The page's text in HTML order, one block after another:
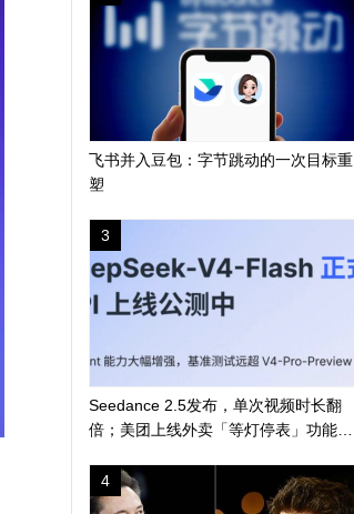
飞书并入豆包：字节跳动的一次目标重
塑
3
Seedance 2.5发布，单次视频时长翻
倍；美团上线外卖「等灯停表」功能；
4